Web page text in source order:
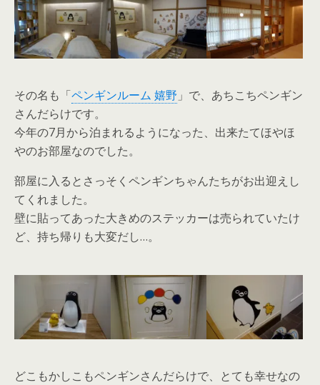
その名も「ペンギンルーム 嬉野 」で、あちこちペンギン
さんだらけです。
今年の7月から泊まれるようになった、出来たてほやほ
やのお部屋なのでした。
部屋に入るとさっそくペンギンちゃんたちがお出迎えし
てくれました。
壁に貼ってあった大きめのステッカーは売られていたけ
ど、持ち帰りも大変だし…。
どこもかしこもペンギンさんだらけで、とても幸せなの